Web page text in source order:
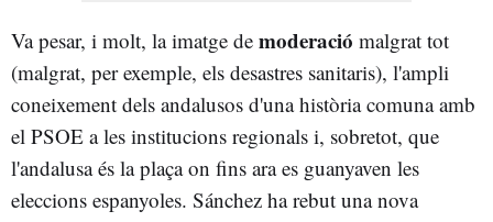
Va pesar, i molt, la imatge de moderació malgrat tot
(malgrat, per exemple, els desastres sanitaris), l'ampli
coneixement dels andalusos d'una història comuna amb
el PSOE a les institucions regionals i, sobretot, que
l'andalusa és la plaça on fins ara es guanyaven les
eleccions espanyoles. Sánchez ha rebut una nova